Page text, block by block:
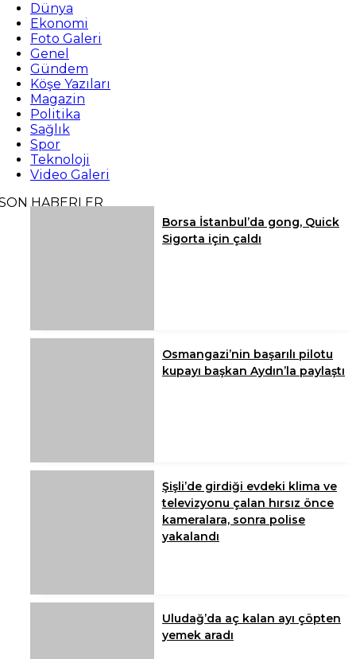
Dünya
Ekonomi
Foto Galeri
Genel
Gündem
Köşe Yazıları
Magazin
Politika
Sağlık
Spor
Teknoloji
Video Galeri
HABERLER
Borsa İstanbul’da gong, Quick
Sigorta için çaldı
Osmangazi’nin başarılı pilotu
kupayı başkan Aydın’la paylaştı
Şişli’de girdiği evdeki klima ve
televizyonu çalan hırsız önce
kameralara, sonra polise
yakalandı
Uludağ’da aç kalan ayı çöpten
yemek aradı